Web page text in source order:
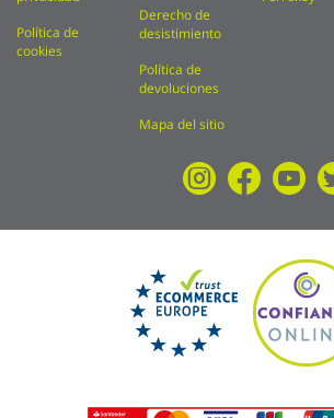
Política de
cookies
Derecho de
desistimiento
Política de
devoluciones
Mapa del sitio